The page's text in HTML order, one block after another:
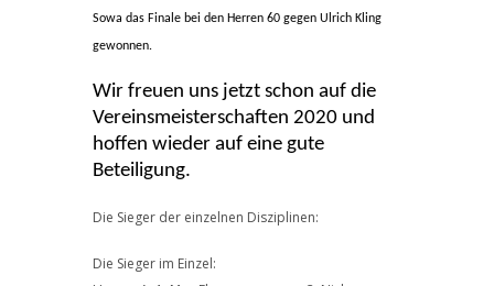
Sowa das Finale bei den Herren 60 gegen Ulrich Kling
gewonnen.
Wir freuen uns jetzt schon auf die
Vereinsmeisterschaften 2020 und
hoffen wieder auf eine gute
Beteiligung.
Die Sieger der einzelnen Disziplinen:
Die Sieger im Einzel: